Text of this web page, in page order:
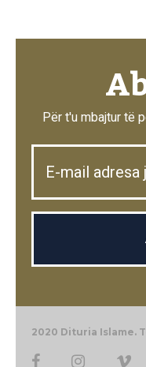
Për t'u mbajtur të
2020 Dituria Islame.